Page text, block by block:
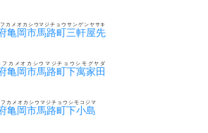
亀岡市馬路町三軒屋先
カメオカシウマジチョウサンゲンヤサキ
亀岡市馬路町下寓家田
フカメオカシウマジチョウシモグヤダ
亀岡市馬路町下小島
カメオカシウマジチョウシモコジマ